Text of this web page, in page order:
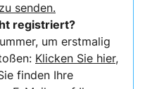
senden.
registriert?
um erstmalig
Klicken Sie hier,
finden Ihre